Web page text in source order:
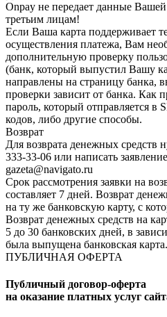
Onpay не передает данные
третьим лицам!
Если Ваша карта поддерживает
осуществления платежа, Вам
дополнительную проверку
(банк, который выпустил Вашу
направлены на страницу банка,
проверки зависит от банка. Как
пароль, который отправляется в
кодов, либо другие способы.
Возврат
Для возврата денежных средств
333-33-06 или написать
gazeta@navigato.ru
Срок рассмотрения заявки на
составляет 7 дней. Возврат
на ту же банковскую карту, с
Возврат денежных средств на
5 до 30 банковских дней, в
была выпущена банковская карта.
ПУБЛИЧНАЯ ОФЕРТА
Публичный договор-оферта
на оказание платных услуг